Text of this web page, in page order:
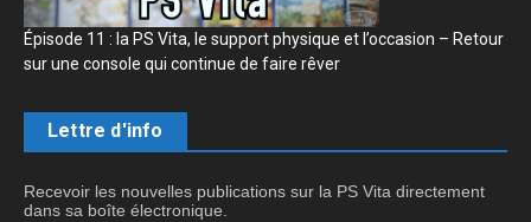
Épisode 11 : la PS Vita, le support physique et l’occasion – Retour
sur une console qui continue de faire rêver
Lettre d'info
Recevoir les nouvelles publications sur la PS Vita directement
dans sa boîte électronique.